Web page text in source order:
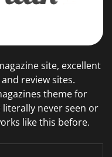
site, excellent
review sites.
theme for
literally never seen or
like this before.